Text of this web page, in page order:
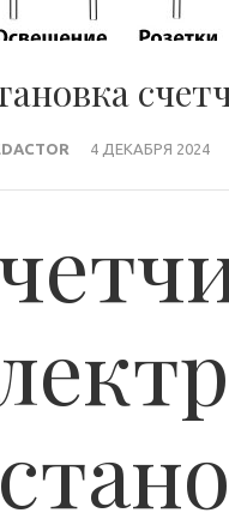
4 ДЕКАБРЯ 2024